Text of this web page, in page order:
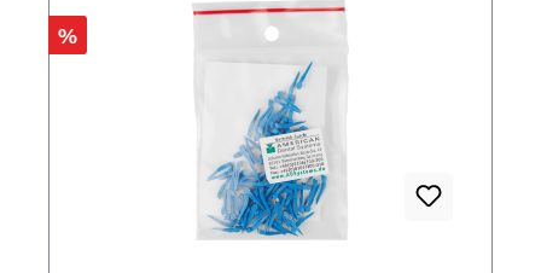
der Platzierung vorgebogen werden kann, so
dass es sich fest gegen den angrenzenden zu
schützenden Zahn neigt. Das sorgt für eine
schnellere und sicherere Vorbereitung bei
Rabatt
%